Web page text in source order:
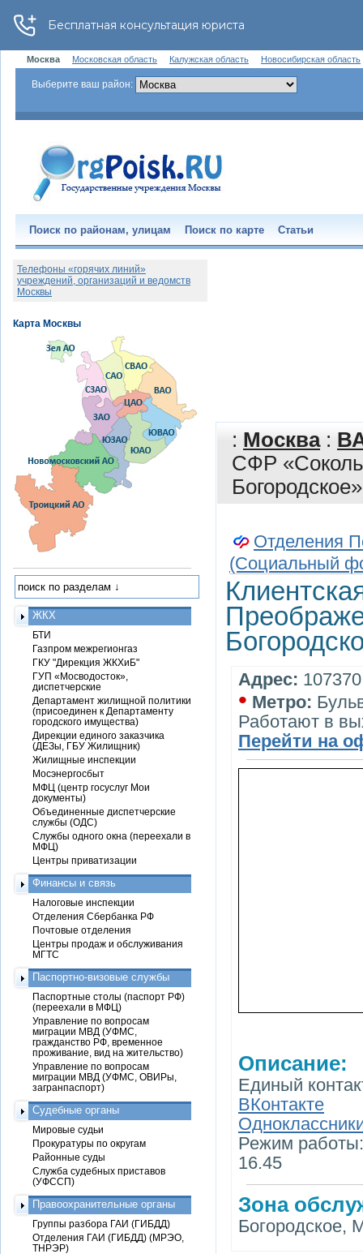
Москва Московская область Калужская область Новосибирская область
Выберите ваш район:
Поиск по районам, улицам Поиск по карте Статьи
: Москва:
СФР
Отделения
(Социальный
Адрес:
• Метро:
Работают в
Перейти на
Описание:
Единый
ВКонтакте
Режим работы:
16.45
Зона
Богородское,
Телефоны «горячих линий»
учреждений, организаций и ведомств
Москвы
ЖКХ
БТИ
Газпром межрегионгаз
ГКУ "Дирекция ЖКХиБ"
ГУП «Мосводосток»,
диспетчерские
Департамент жилищной политики
(присоединен к Департаменту
городского имущества)
Дирекции единого заказчика
(ДЕЗы, ГБУ Жилищник)
Жилищные инспекции
Мосэнергосбыт
МФЦ (центр госуслуг Мои
документы)
Объединенные диспетчерские
службы (ОДС)
Службы одного окна (переехали в
МФЦ)
Центры приватизации
Финансы и связь
Налоговые инспекции
Отделения Сбербанка РФ
Почтовые отделения
Центры продаж и обслуживания
МГТС
Паспортно-визовые службы
Паспортные столы (паспорт РФ)
(переехали в МФЦ)
Управление по вопросам
миграции МВД (УФМС,
гражданство РФ, временное
проживание, вид на жительство)
Управление по вопросам
миграции МВД (УФМС, ОВИРы,
загранпаспорт)
Судебные органы
Мировые судьи
Прокуратуры по округам
Районные суды
Служба судебных приставов
(УФССП)
Правоохранительные органы
Группы разбора ГАИ (ГИБДД)
Отделения ГАИ (ГИБДД) (МРЭО,
ТНРЭР)